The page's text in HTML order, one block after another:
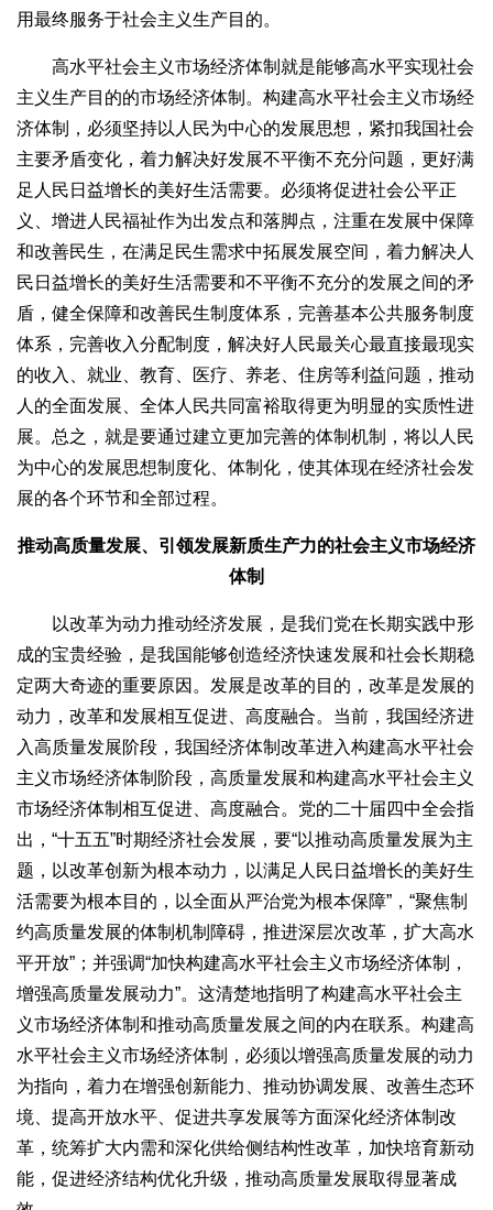
用最终服务于社会主义生产目的。
高水平社会主义市场经济体制就是能够高水平实现社会
主义生产目的的市场经济体制。构建高水平社会主义市场经
济体制，必须坚持以人民为中心的发展思想，紧扣我国社会
主要矛盾变化，着力解决好发展不平衡不充分问题，更好满
足人民日益增长的美好生活需要。必须将促进社会公平正
义、增进人民福祉作为出发点和落脚点，注重在发展中保障
和改善民生，在满足民生需求中拓展发展空间，着力解决人
民日益增长的美好生活需要和不平衡不充分的发展之间的矛
盾，健全保障和改善民生制度体系，完善基本公共服务制度
体系，完善收入分配制度，解决好人民最关心最直接最现实
的收入、就业、教育、医疗、养老、住房等利益问题，推动
人的全面发展、全体人民共同富裕取得更为明显的实质性进
展。总之，就是要通过建立更加完善的体制机制，将以人民
为中心的发展思想制度化、体制化，使其体现在经济社会发
展的各个环节和全部过程。
推动高质量发展、引领发展新质生产力的社会主义市场经济
体制
以改革为动力推动经济发展，是我们党在长期实践中形
成的宝贵经验，是我国能够创造经济快速发展和社会长期稳
定两大奇迹的重要原因。发展是改革的目的，改革是发展的
动力，改革和发展相互促进、高度融合。当前，我国经济进
入高质量发展阶段，我国经济体制改革进入构建高水平社会
主义市场经济体制阶段，高质量发展和构建高水平社会主义
市场经济体制相互促进、高度融合。党的二十届四中全会指
出，“十五五”时期经济社会发展，要“以推动高质量发展为主
题，以改革创新为根本动力，以满足人民日益增长的美好生
活需要为根本目的，以全面从严治党为根本保障”，“聚焦制
约高质量发展的体制机制障碍，推进深层次改革，扩大高水
平开放”；并强调“加快构建高水平社会主义市场经济体制，
增强高质量发展动力”。这清楚地指明了构建高水平社会主
义市场经济体制和推动高质量发展之间的内在联系。构建高
水平社会主义市场经济体制，必须以增强高质量发展的动力
为指向，着力在增强创新能力、推动协调发展、改善生态环
境、提高开放水平、促进共享发展等方面深化经济体制改
革，统筹扩大内需和深化供给侧结构性改革，加快培育新动
能，促进经济结构优化升级，推动高质量发展取得显著成